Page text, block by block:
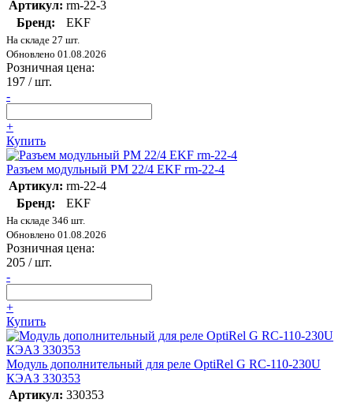
Артикул: rm-22-3
Бренд:
EKF
На складе 27 шт.
Обновлено 01.08.2026
Розничная цена:
197 / шт.
-
+
Купить
Разъем модульный РМ 22/4 EKF rm-22-4
Артикул: rm-22-4
Бренд:
EKF
На складе 346 шт.
Обновлено 01.08.2026
Розничная цена:
205 / шт.
-
+
Купить
Модуль дополнительный для реле OptiRel G RC-110-230U
КЭАЗ 330353
Артикул: 330353